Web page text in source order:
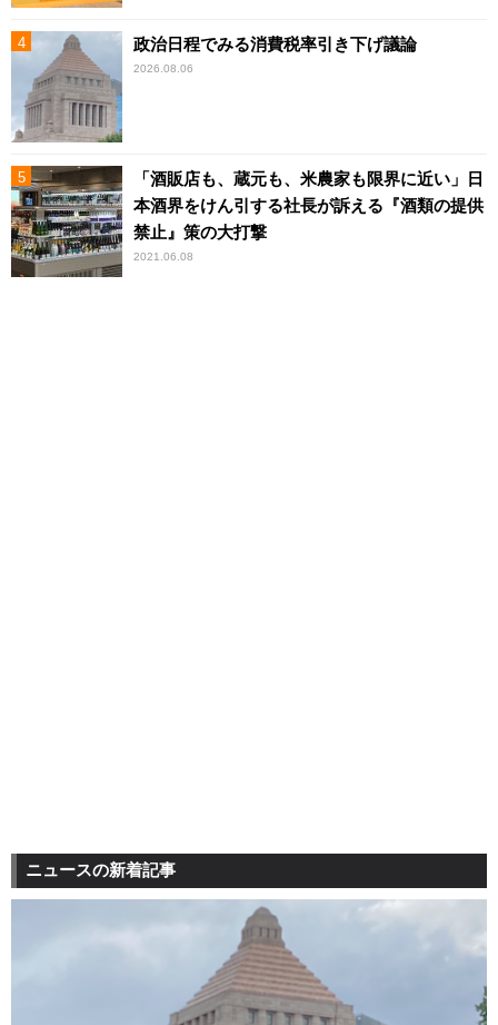
政治日程でみる消費税率引き下げ議論
2026.08.06
「酒販店も、蔵元も、米農家も限界に近い」日
本酒界をけん引する社長が訴える『酒類の提供
禁止』策の大打撃
2021.06.08
ニュースの新着記事